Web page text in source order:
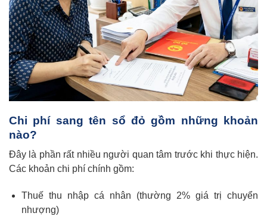
Chi phí sang tên sổ đỏ gồm những khoản
nào?
Đây là phần rất nhiều người quan tâm trước khi thực hiện.
Các khoản chi phí chính gồm:
Thuế thu nhập cá nhân (thường 2% giá trị chuyển
nhượng)